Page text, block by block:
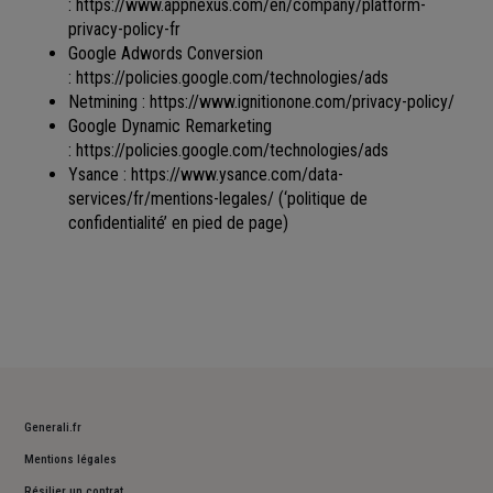
: https://www.appnexus.com/en/company/platform-
privacy-policy-fr
Google Adwords Conversion
: https://policies.google.com/technologies/ads
Netmining : https://www.ignitionone.com/privacy-policy/
Google Dynamic Remarketing
: https://policies.google.com/technologies/ads
Ysance : https://www.ysance.com/data-
services/fr/mentions-legales/ (‘politique de
confidentialité’ en pied de page)
Generali.fr
Mentions légales